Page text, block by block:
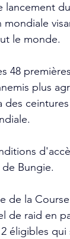
le monde.
48
plus
Bungie.
de la
de raid en
éligibles